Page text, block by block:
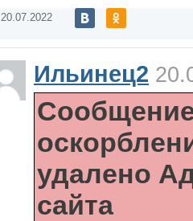
20.07.2022
Ильинец2
удалено
сайта